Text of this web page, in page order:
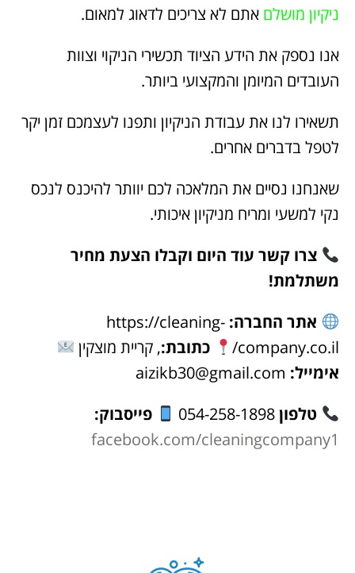
ניקיון מושלם אתם לא צריכים לדאוג למאום.
אנו נספק את הידע הציוד תכשירי הניקוי וצוות
העובדים המיומן והמקצועי ביותר.
תשאירו לנו את עבודת הניקיון ותפנו לעצמכם זמן יקר
לטפל בדברים אחרים.
שאנחנו נסיים את המלאכה לכם יוותר להיכנס לנכס
נקי למשעי ומריח מניקיון איכותי.
צרו קשר עוד היום וקבלו הצעת מחיר
משתלמת!
אתר החברה: https://cleaning-
company.co.il/
כתובת:, קריית מוצקין
אימייל:
טלפון054-258-1898
פייסבוק:
facebook.com/cleaningcompany1